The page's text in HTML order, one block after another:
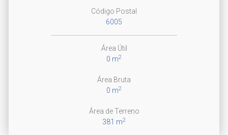
Código Postal
6005
Área Útil
0 m2
Área Bruta
0 m2
Área de Terreno
381 m2